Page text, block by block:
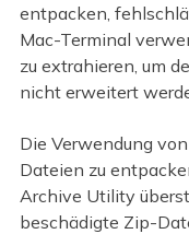
entpacken,
Mac-Terminal
zu extrahieren, um
nicht erweitert
Die Verwendung
Dateien zu
Archive Utility
beschädigte Zip-